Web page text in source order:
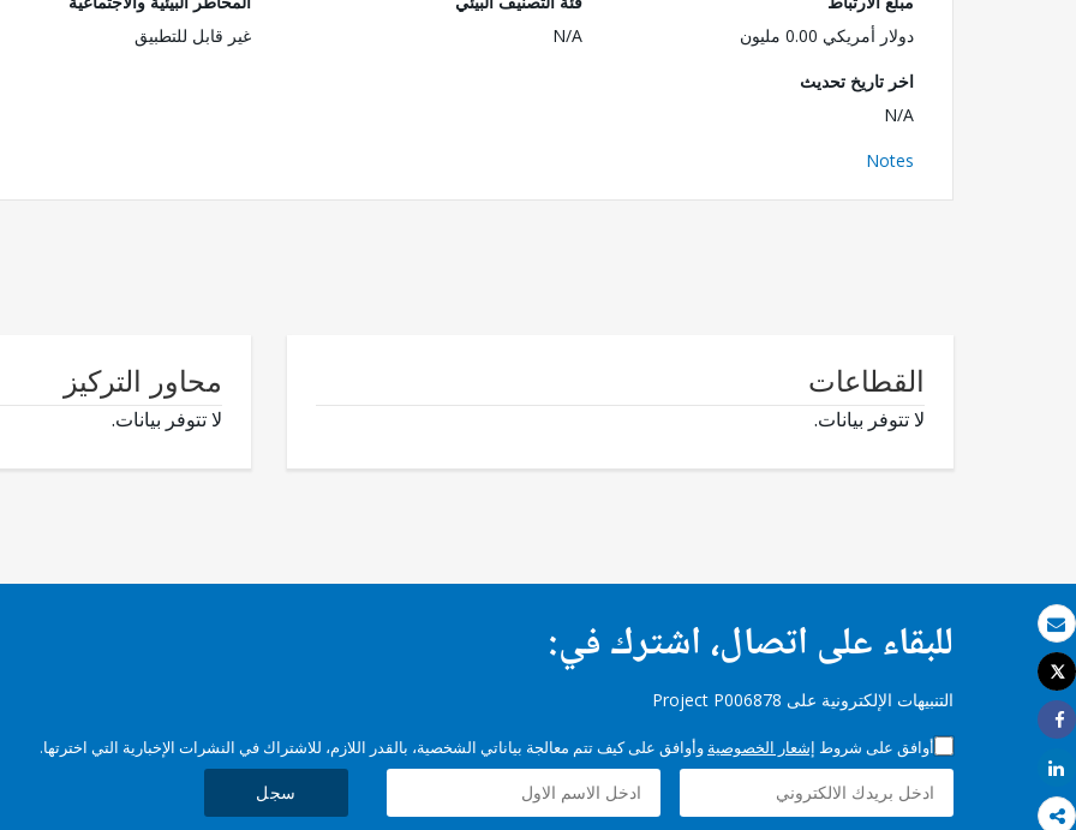
بريد الكتروني
طباعة
Tweet
Share
Share
دولار أمريكي 0.00 مليون
N/A
غير قابل للتطبيق
اخر تاريخ تحديث
N/A
Notes
القطاعات
لا تتوفر بيانات.
محاور التركيز
لا تتوفر بيانات.
للبقاء على اتصال، اشترك في:
التنبيهات الإلكترونية على Project P006878
أوافق على شروط إشعار الخصوصية وأوافق على كيف تتم معالجة بياناتي الشخصية، بالقدر اللازم، للاشتراك في النشرات الإخبارية التي اخترتها.
سجل